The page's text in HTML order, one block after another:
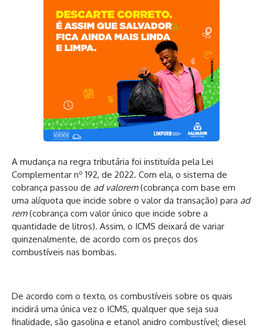
A mudança na regra tributária foi instituída pela Lei
Complementar nº 192, de 2022. Com ela, o sistema de
cobrança passou de ad valorem(cobrança com base em
uma alíquota que incide sobre o valor da transação) para ad
rem(cobrança com valor único que incide sobre a
quantidade de litros). Assim, o ICMS deixará de variar
quinzenalmente, de acordo com os preços dos
combustíveis nas bombas.
De acordo com o texto, os combustíveis sobre os quais
incidirá uma única vez o ICMS, qualquer que seja sua
finalidade, são gasolina e etanol anidro combustível; diesel